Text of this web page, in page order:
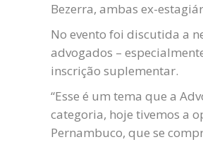
Bezerra, ambas ex-
No evento foi discutida a
advogados –
inscrição suplementar.
“Esse é um tema que a
categoria, hoje tivemos a
Pernambuco, que se